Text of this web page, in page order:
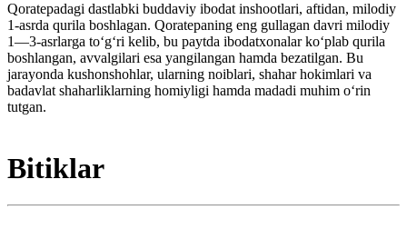
Qoratepadagi dastlabki buddaviy ibodat inshootlari, aftidan, milodiy
1-asrda qurila boshlagan. Qoratepaning eng gullagan davri milodiy
1—3-asrlarga toʻgʻri kelib, bu paytda ibodatxonalar koʻplab qurila
boshlangan, avvalgilari esa yangilangan hamda bezatilgan. Bu
jarayonda kushonshohlar, ularning noiblari, shahar hokimlari va
badavlat shaharliklarning homiyligi hamda madadi muhim oʻrin
tutgan.
Bitiklar